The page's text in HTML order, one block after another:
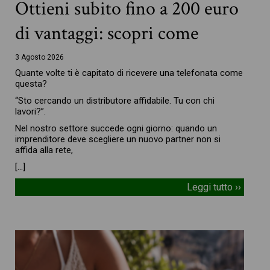
Ottieni subito fino a 200 euro
di vantaggi: scopri come
3 Agosto 2026
Quante volte ti è capitato di ricevere una telefonata come
questa?
“Sto cercando un distributore affidabile. Tu con chi
lavori?”.
Nel nostro settore succede ogni giorno: quando un
imprenditore deve scegliere un nuovo partner non si
affida alla rete,
[…]
Leggi tutto ››